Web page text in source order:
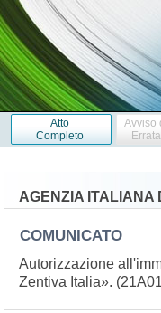
Atto
Completo
Avviso
AGENZIA ITALIANA
COMUNICATO
Autorizzazione
Zentiva Italia».